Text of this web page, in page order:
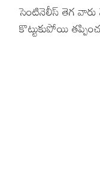
సెంటినెలీస్ తెగ
కొట్టుకుపోయి